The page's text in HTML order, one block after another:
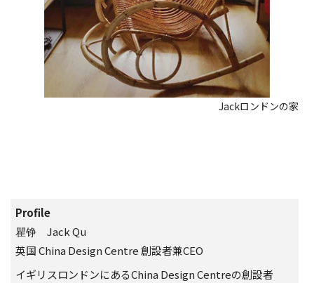
Jackロンドンの家
Profile
瞿铮
Jack Qu
英国 China Design Centre 創設者兼CEO
イギリスロンドンにあるChina Design Centreの創設者